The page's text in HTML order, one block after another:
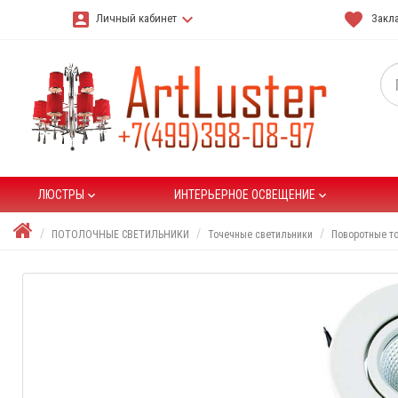
account_box Личный кабинет keyboard_arrow_down favorite
ЛЮСТРЫ keyboard_arrow_down ИНТЕРЬЕРНОЕ ОСВЕЩЕНИЕkeyboard_arrow_down
ПОТОЛОЧНЫЕ СВЕТИЛЬНИКИ Точечные светильники Поворотные